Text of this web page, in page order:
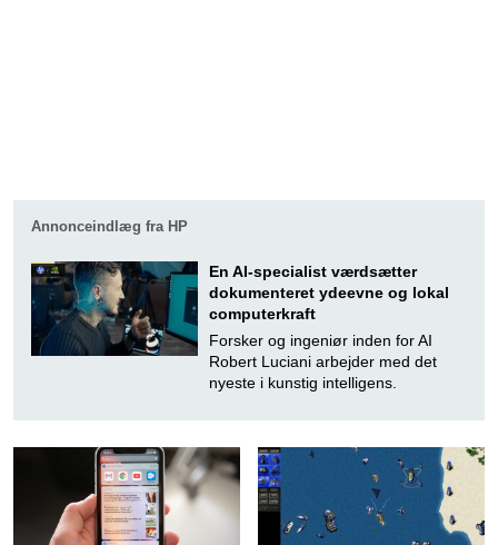
Annonceindlæg fra HP
En AI-specialist værdsætter
dokumenteret ydeevne og lokal
computerkraft
Forsker og ingeniør inden for AI
Robert Luciani arbejder med det
nyeste i kunstig intelligens.